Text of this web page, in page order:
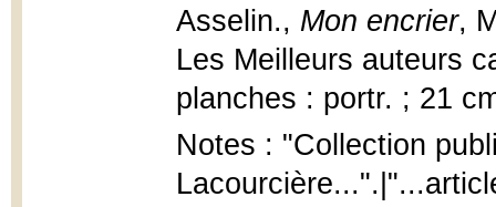
Asselin., Mon encrier,
Les Meilleurs auteurs
planches : portr. ; 21
Notes : "Collection